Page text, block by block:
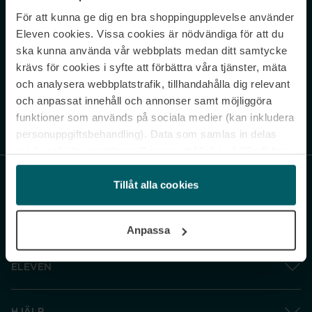
För att kunna ge dig en bra shoppingupplevelse använder
Eleven cookies. Vissa cookies är nödvändiga för att du
ska kunna använda vår webbplats medan ditt samtycke
krävs för cookies i syfte att förbättra våra tjänster, mäta
och analysera webbplatstrafik, tillhandahålla dig relevant
och anpassat innehåll och annonser samt möjliggöra
funktioner som används på sociala medier (kan inkludera
personuppgiftsbehandling). Data som samlas in delas
och gå vidare” accepterar du samtliga cookies medan du
under ”Inställningar” kan anpassa användningen av
cookies. Du kan återkalla ditt samtycke när som helst.
Tillåt alla cookies
Anpassa
Never miss a beat.
Sign up to our newsletter.
Genom att prenumerera accepterar du vår Integritetspolicy. Avprenumerera
ELEVEN